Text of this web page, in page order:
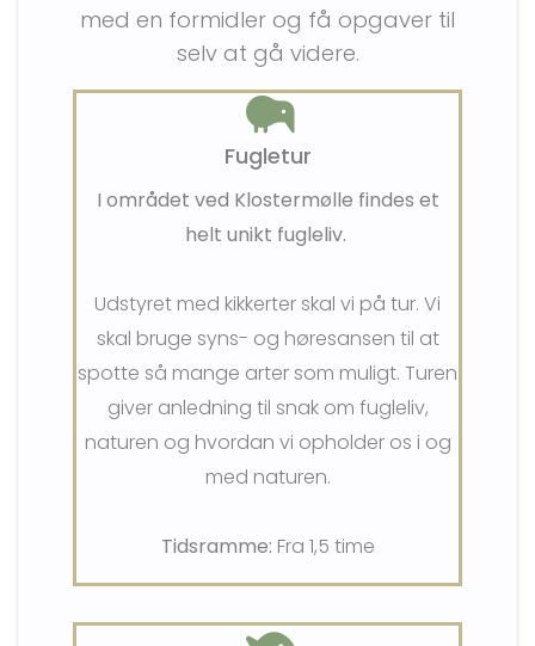
med en formidler og få opgaver til
selv at gå videre.
Fugletur
I området ved Klostermølle findes et
helt unikt fugleliv.
Udstyret med kikkerter skal vi på tur. Vi
skal bruge syns- og høresansen til at
spotte så mange arter som muligt. Turen
giver anledning til snak om fugleliv,
naturen og hvordan vi opholder os i og
med naturen.
Tidsramme: Fra 1,5 time